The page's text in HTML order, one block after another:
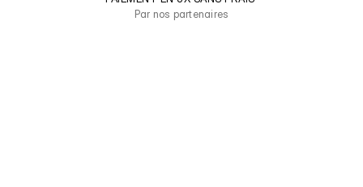
Par nos partenaires